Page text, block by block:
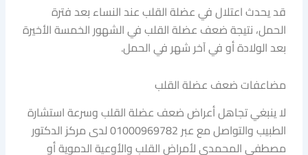
قد يحدث اعتلال في عضلة القلب عند النساء بعد فترة
الحمل، نتيجة ضعف عضلة القلب في الشهور الخمسة الأخيرة
بعد الولادة أو في آخر شهر في الحمل.
مضاعفات ضعف عضلة القلب
لا ينبغي تجاهل أعراض ضعف عضلة القلب وسرعة استشارة
الطبيب والتواصل مع عبر 01000969782 لدى مركز الدكتور
مصطفى المحمدي لأمراض القلب والأوعية الدموية أو